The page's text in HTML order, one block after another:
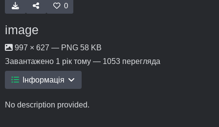
0
image
997 × 627 — PNG 58 KB
Завантажено 1 рік тому — 1053 перегляда
Інформація
No description provided.